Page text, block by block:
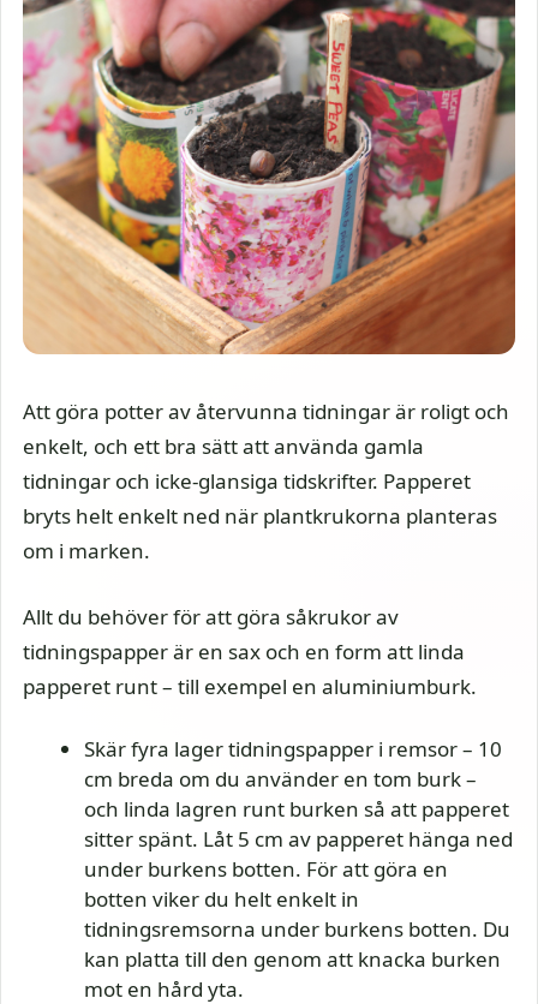
Att göra potter av återvunna tidningar är roligt och
enkelt, och ett bra sätt att använda gamla
tidningar och icke-glansiga tidskrifter. Papperet
bryts helt enkelt ned när plantkrukorna planteras
om i marken.
Allt du behöver för att göra såkrukor av
tidningspapper är en sax och en form att linda
papperet runt – till exempel en aluminiumburk.
Skär fyra lager tidningspapper i remsor – 10
cm breda om du använder en tom burk –
och linda lagren runt burken så att papperet
sitter spänt. Låt 5 cm av papperet hänga ned
under burkens botten. För att göra en
botten viker du helt enkelt in
tidningsremsorna under burkens botten. Du
kan platta till den genom att knacka burken
mot en hård yta.